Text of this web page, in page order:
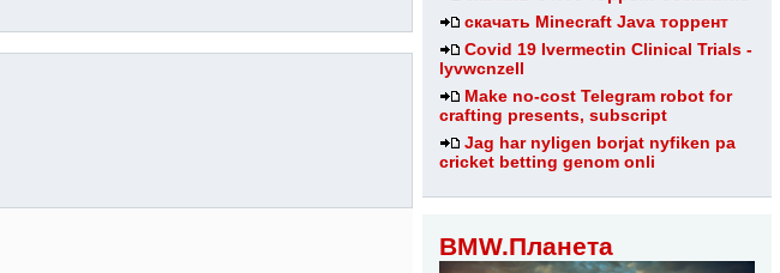
скачать Minecraft Java торрент
Covid 19 Ivermectin Clinical Trials -
lyvwcnzell
Make no-cost Telegram robot for
crafting presents, subscript
Jag har nyligen borjat nyfiken pa
cricket betting genom onli
BMW.Планета